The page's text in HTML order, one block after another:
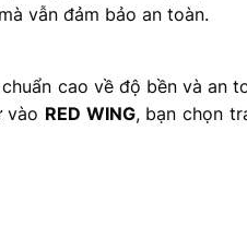
vẫn đảm bảo an toàn.
cao về độ bền và an
vào RED WING, bạn chọn